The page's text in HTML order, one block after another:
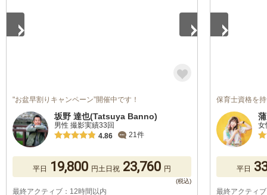
"お盆早割りキャンペーン”開催中です！
坂野 達也(Tatsuya Banno)
男性 撮影実績33回
4.86
21件
平日 19,800 円土日祝 23,760 円
最終アクティブ：12時間以内
保育士資格を
女
平日
最終アクティ